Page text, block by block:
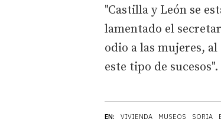
EN: VIVIENDA MUSEOS SORIA
"Castilla y León se
lamentado el
odio a las mujeres,
este tipo de sucesos".